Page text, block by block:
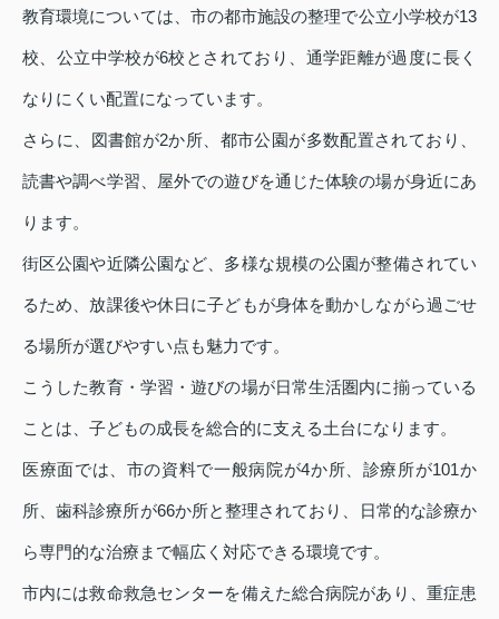
教育環境については、市の都市施設の整理で公立小学校が13
校、公立中学校が6校とされており、通学距離が過度に長く
なりにくい配置になっています。
さらに、図書館が2か所、都市公園が多数配置されており、
読書や調べ学習、屋外での遊びを通じた体験の場が身近にあ
ります。
街区公園や近隣公園など、多様な規模の公園が整備されてい
るため、放課後や休日に子どもが身体を動かしながら過ごせ
る場所が選びやすい点も魅力です。
こうした教育・学習・遊びの場が日常生活圏内に揃っている
ことは、子どもの成長を総合的に支える土台になります。
医療面では、市の資料で一般病院が4か所、診療所が101か
所、歯科診療所が66か所と整理されており、日常的な診療か
ら専門的な治療まで幅広く対応できる環境です。
市内には救命救急センターを備えた総合病院があり、重症患